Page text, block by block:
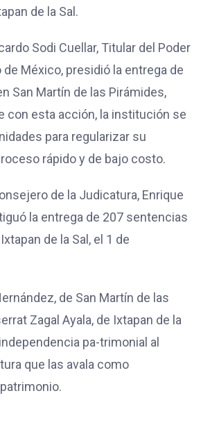
de la Sal.
Sodi Cuellar, Titular del Poder
México, presidió la entrega de
San Martín de las Pirámides,
con esta acción, la institución se
para regularizar su
rápido y de bajo costo.
de la Judicatura, Enrique
la entrega de 207 sentencias
de la Sal, el 1 de
de San Martín de las
Zagal Ayala, de Ixtapan de la
pa-trimonial al
que las avala como